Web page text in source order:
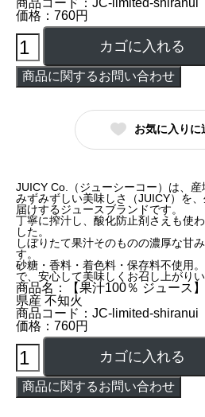
価格：760円
お気に入りに
JUICY Co.（ジューシーコー）は、
みずみずしい美味しさ（JUICY）を
届けするジュースブランドです。
丁寧に搾汁し、酸化防⽌剤さえも使
した。
しぼりたて果汁そのものの濃厚な⽢
す。
砂糖・⾹料・着⾊料・保存料不使⽤
で、安⼼して美味しくお召し上がりい
商品名：【果汁100％ ジュース
県産 不知火
商品コード：JC-limited-shiranui
価格：760円